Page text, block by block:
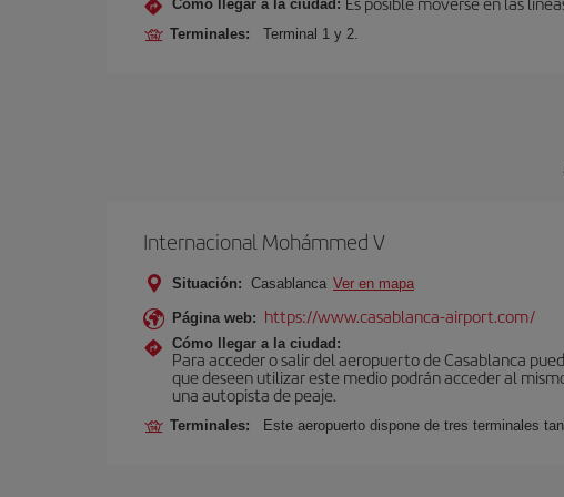
Cómo llegar a la ciudad:
Terminales: Terminal 1 y 2.
Internacional Mohámmed V
Situación: Casablanca Ver en mapa
Página web: https://www.casablanca-airport.com/
Cómo llegar a la ciudad:
Para acceder o salir del aeropuerto de Casablanca
que deseen utilizar este medio podrán acceder al
una autopista de peaje.
Terminales: Este aeropuerto dispone de tres terminales